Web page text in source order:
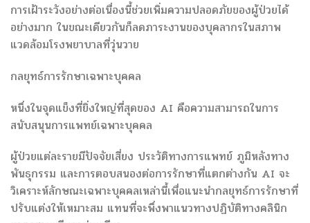
การเฝ้าระวังอย่างต่อเนื่องนี้ช่วยเพิ่มความปลอดภัยของผู้ป่วยได้
อย่างมาก ในขณะเดียวกันก็ลดภาระงานของบุคลากรในสภาพ
แวดล้อมโรงพยาบาลที่วุ่นวาย
กลยุทธ์การรักษาเฉพาะบุคคล
หนึ่งในจุดแข็งที่ยิ่งใหญ่ที่สุดของ AI คือความสามารถในการ
สนับสนุนการแพทย์เฉพาะบุคคล
ผู้ป่วยแต่ละรายมีปัจจัยเสี่ยง ประวัติทางการแพทย์ ภูมิหลังทาง
พันธุกรรม และการตอบสนองต่อการรักษาที่แตกต่างกัน AI จะ
วิเคราะห์ลักษณะเฉพาะบุคคลเหล่านี้เพื่อแนะนำกลยุทธ์การรักษาที่
ปรับแต่งให้เหมาะสม แทนที่จะพึ่งพาแนวทางปฏิบัติทางคลินิก